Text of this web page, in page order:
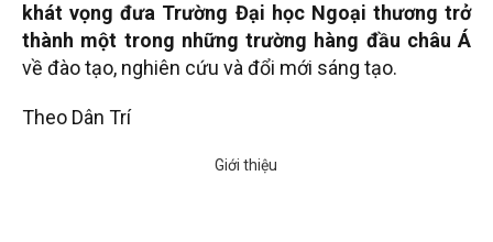
khát vọng đưa Trường Đại học Ngoại thương trở
thành một trong những trường hàng đầu châu Á
về đào tạo, nghiên cứu và đổi mới sáng tạo.
Theo Dân Trí